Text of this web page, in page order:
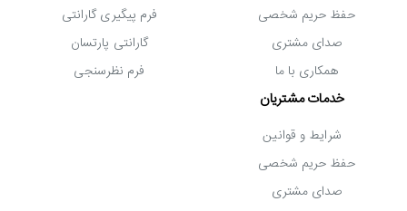
برد بالا در هنگام اتصال بی سیم
اتصال بارکد خوان فروشگاهی اسکار OS-70 DBR به
می شود و به این ترتیب در هنگام کار با آن با محدودیت های
ناشی از استفاده از کابل مواجه نمی شوید. این بارکد خوان دارای
حفظ حریم شخصی
صدای مشتری
همکاری با ما
فرم پیگیری گارانتی
گارانتی پارتسان
فرم نظرسنجی
خدمات مشتریان
شرایط و قوانین
حفظ حریم شخصی
صدای مشتری